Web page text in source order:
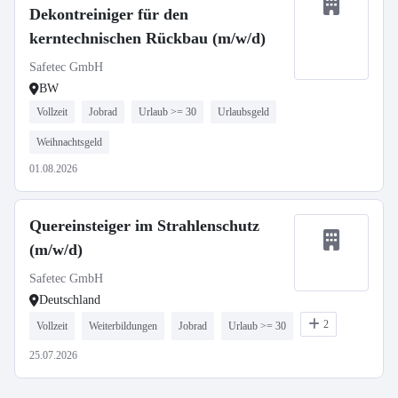
Dekontreiniger für den
kerntechnischen Rückbau (m/w/d)
Safetec GmbH
BW
Vollzeit Jobrad Urlaub >= 30 Urlaubsgeld
Weihnachtsgeld
01.08.2026
Quereinsteiger im Strahlenschutz
(m/w/d)
Safetec GmbH
Deutschland
Vollzeit Weiterbildungen Jobrad Urlaub >= 30 2
25.07.2026